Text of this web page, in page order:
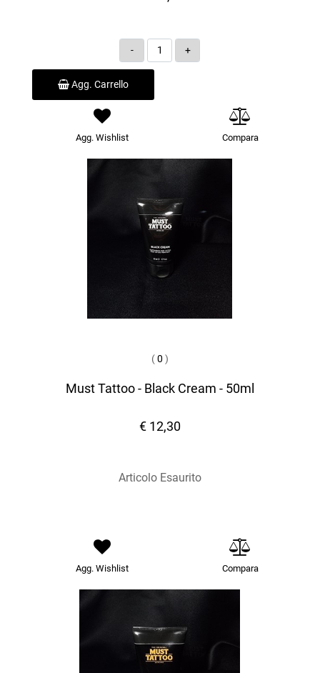
Quantità
Agg. Carrello
Agg. Wishlist Compara
(0 )
Must Tattoo - Black Cream - 50ml
€ 12,30
Articolo Esaurito
Agg. Wishlist Compara